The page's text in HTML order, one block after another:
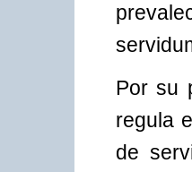
Por su
regula
de